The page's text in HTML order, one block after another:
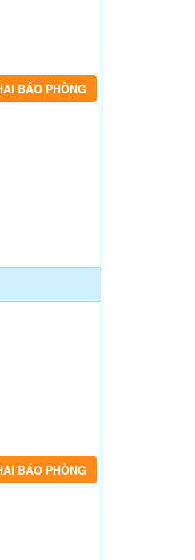
BÁO PHÒNG
BÁO PHÒNG